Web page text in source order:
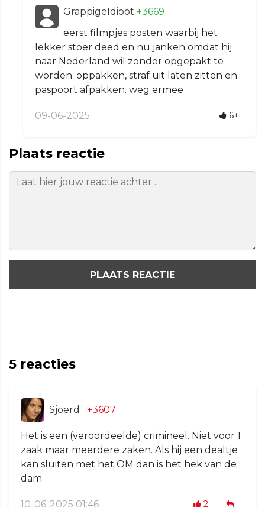
GrappigeIdioot +3669
eerst filmpjes posten waarbij het
lekker stoer deed en nu janken omdat hij
naar Nederland wil zonder opgepakt te
worden. oppakken, straf uit laten zitten en
paspoort afpakken. weg ermee
09-06-2025 6+
Plaats reactie
PLAATS REACTIE
5 reacties
Sjoerd +3607
Het is een (veroordeelde) crimineel. Niet voor 1
zaak maar meerdere zaken. Als hij een dealtje
kan sluiten met het OM dan is het hek van de
dam.
10-06-2025 01:46 2